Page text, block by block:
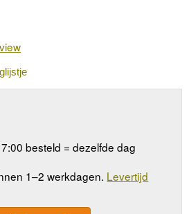
besteld = dezelfde dag
1–2 werkdagen. Levertijd